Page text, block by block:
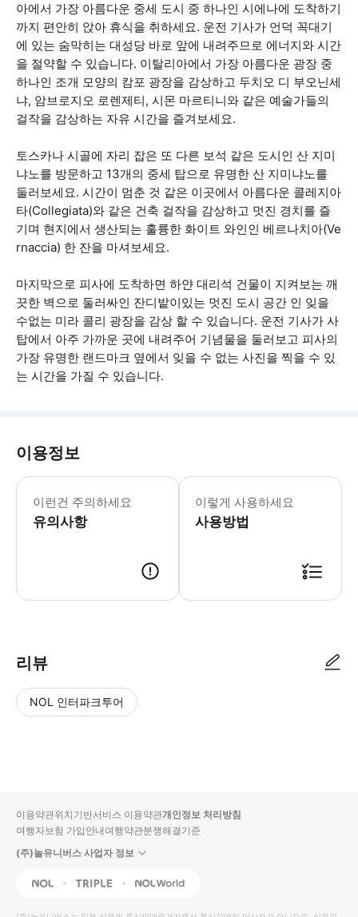
아에서 가장 아름다운 중세 도시 중 하나인 시에나에 도착하기
까지 편안히 앉아 휴식을 취하세요. 운전 기사가 언덕 꼭대기
에 있는 숨막히는 대성당 바로 앞에 내려주므로 에너지와 시간
을 절약할 수 있습니다. 이탈리아에서 가장 아름다운 광장 중
하나인 조개 모양의 캄포 광장을 감상하고 두치오 디 부오닌세
냐, 암브로지오 로렌제티, 시몬 마르티니와 같은 예술가들의
걸작을 감상하는 자유 시간을 즐겨보세요.
토스카나 시골에 자리 잡은 또 다른 보석 같은 도시인 산 지미
냐노를 방문하고 13개의 중세 탑으로 유명한 산 지미냐노를
둘러보세요. 시간이 멈춘 것 같은 이곳에서 아름다운 콜레지아
타(Collegiata)와 같은 건축 걸작을 감상하고 멋진 경치를 즐
기며 현지에서 생산되는 훌륭한 화이트 와인인 베르나치아(Ve
rnaccia) 한 잔을 마셔보세요.
마지막으로 피사에 도착하면 하얀 대리석 건물이 지켜보는 깨
끗한 벽으로 둘러싸인 잔디밭이있는 멋진 도시 공간 인 잊을
수없는 미라 콜리 광장을 감상 할 수 있습니다. 운전 기사가 사
탑에서 아주 가까운 곳에 내려주어 기념물을 둘러보고 피사의
가장 유명한 랜드마크 옆에서 잊을 수 없는 사진을 찍을 수 있
는 시간을 가질 수 있습니다.
이용정보
이런건 주의하세요
유의사항
- 운전기사는 공인 투어 가이드가 아
이렇게 사용하세요
사용방법
리뷰
NOL 인터파크투어
입니
다.
높
동
순
상
이용약관위치기반서비스 이용약관개인정보 처리방침
여행자보험 가입안내여행약관분쟁해결기준
(주)놀유니버스 사업자 정보
NOL Triple Interpark Global